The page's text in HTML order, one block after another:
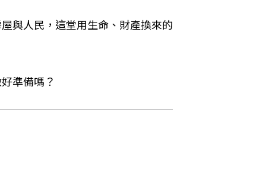
與人民，這堂用生命、財產換來的
準備嗎？